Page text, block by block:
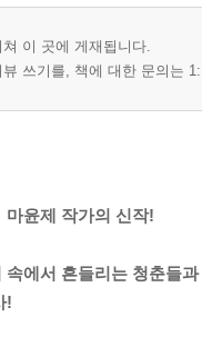
이 곳에 게재됩니다.
쓰기를, 책에 대한 문의는
마윤제 작가의 신작!
에서 흔들리는 청춘들과
!